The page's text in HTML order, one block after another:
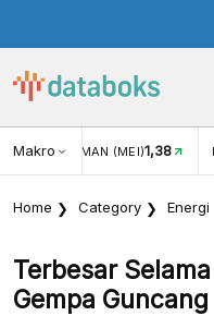
Makro
NILAI TUKAR USD/IDR17.911
Home Category Energi
Terbesar
Gempa